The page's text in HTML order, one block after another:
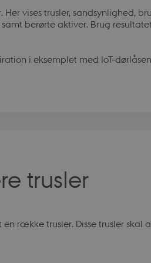
vises trusler, sandsynlighed,
berørte aktiver. Brug
i eksemplet med IoT-
trusler
række trusler. Disse trusler skal
at huske
huske
at huske
the
module.
module.
to securely verify